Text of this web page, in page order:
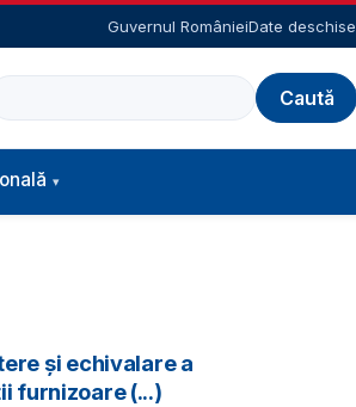
Guvernul RomânieiDate deschise
și echivalare a
furnizoare (...)